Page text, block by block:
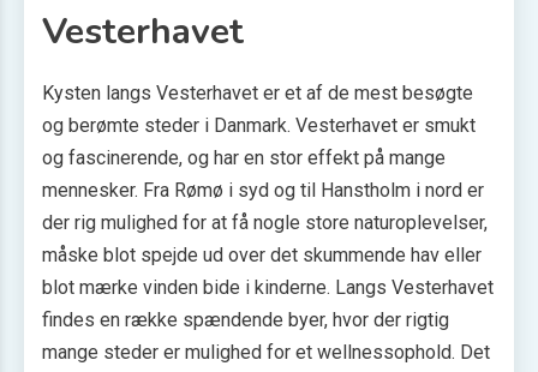
Vesterhavet
Kysten langs Vesterhavet er et af de mest besøgte
og berømte steder i Danmark. Vesterhavet er smukt
og fascinerende, og har en stor effekt på mange
mennesker. Fra Rømø i syd og til Hanstholm i nord er
der rig mulighed for at få nogle store naturoplevelser,
måske blot spejde ud over det skummende hav eller
blot mærke vinden bide i kinderne. Langs Vesterhavet
findes en række spændende byer, hvor der rigtig
mange steder er mulighed for et wellnessophold. Det